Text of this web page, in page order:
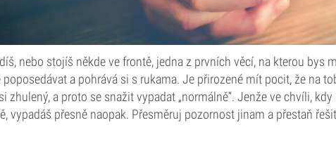
nebo stojíš někde ve frontě, jedna z prvních věcí, na kterou bys
poposedávat a pohrává si s rukama. Je přirozené mít pocit, že na
zhulený, a proto se snažit vypadat „normálně“. Jenže ve chvíli,
vypadáš přesně naopak. Přesměruj pozornost jinam a přestaň